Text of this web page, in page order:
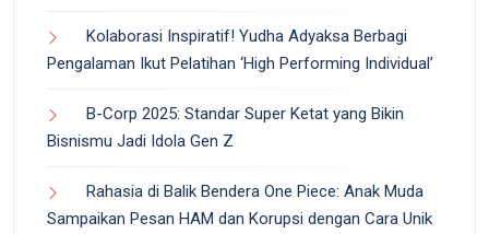
Kolaborasi Inspiratif! Yudha Adyaksa Berbagi
Pengalaman Ikut Pelatihan ‘High Performing Individual’
B-Corp 2025: Standar Super Ketat yang Bikin
Bisnismu Jadi Idola Gen Z
Rahasia di Balik Bendera One Piece: Anak Muda
Sampaikan Pesan HAM dan Korupsi dengan Cara Unik